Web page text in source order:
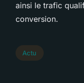
ainsi le trafic
conversion.
Actu